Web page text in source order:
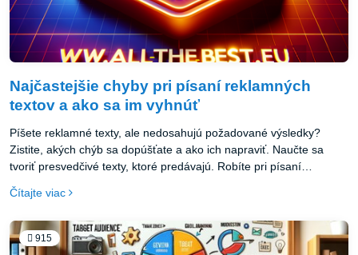
Najčastejšie chyby pri písaní reklamných
textov a ako sa im vyhnúť
Píšete reklamné texty, ale nedosahujú požadované výsledky?
Zistite, akých chýb sa dopúšťate a ako ich napraviť. Naučte sa
tvoriť presvedčivé texty, ktoré predávajú. Robíte pri písaní
Poradíme vám, ako sa vyhnúť 7 najčastejším prešľapom a vytvárať
ktorá predáva.
Čítajte viac
915